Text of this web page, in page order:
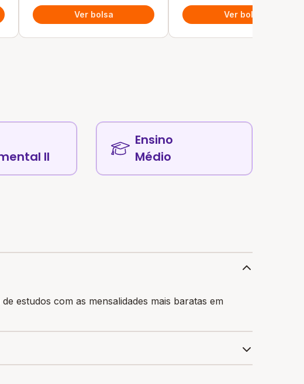
Ver bolsa Ver bolsa
II
Ensino
Médio
estudos com as mensalidades mais baratas em